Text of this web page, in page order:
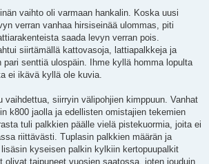
vaihto oli varmaan hankalin. Koska uusi
verran vanhaa hirsiseinää ulommas, piti
saada levyn verran pois.
siirtämällä kattovasoja, lattiapalkkeja ja
senttiä ulospäin. Ihme kyllä homma lopulta
ei ikävä kyllä ole kuvia.
vaihdettua, siirryin välipohjien kimppuun. Vanhat
k800 jaolla ja edellisten omistajien tekemien
tuli palkkien päälle vielä pistekuormia, joita ei
riittävästi. Tuplasin palkkien määrän ja
kyseisen palkin kylkiin kertopuupalkit
olivat taipuneet vuosien saatossa, joten jouduin